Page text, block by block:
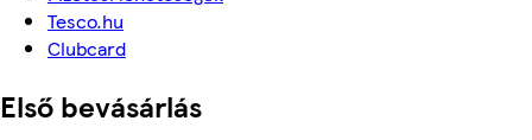
Tesco.hu
Clubcard
Első bevásárlás